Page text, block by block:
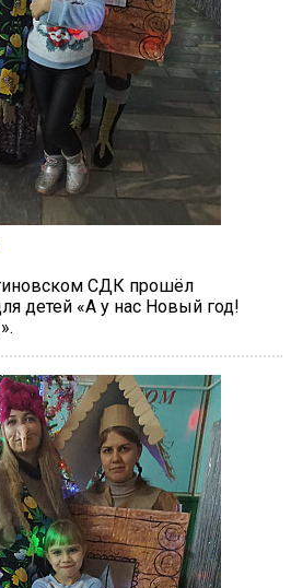
СДК прошёл
детей «А у нас Новый год!